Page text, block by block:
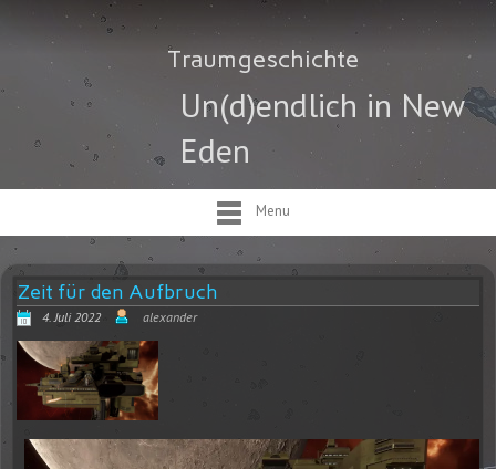
Traumgeschichte
Un(d)endlich in New
Eden
Menu
Zeit für den Aufbruch
4. Juli 2022 alexander